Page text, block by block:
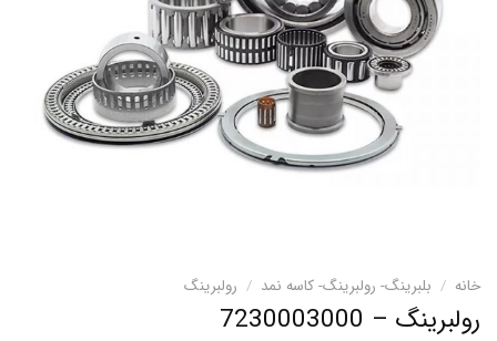
خانه / بلبرینگ- رولبرینگ- کاسه نمد / رولبرینگ
رولبرینگ – 7230003000